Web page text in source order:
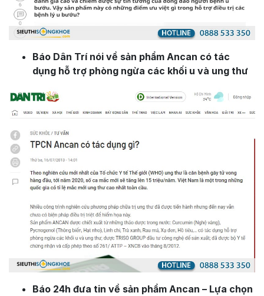
Báo Dân Trí nói về sản phẩm Ancan có tác
dụng hỗ trợ phòng ngừa các khối u và ung thư
Báo 24h đưa tin về sản phẩm Ancan – Lựa chọn